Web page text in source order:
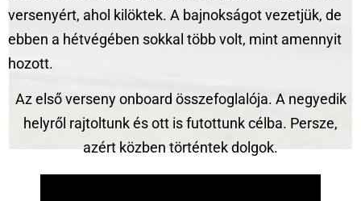
versenyért, ahol kilöktek. A bajnokságot vezetjük, de
ebben a hétvégében sokkal több volt, mint amennyit
hozott.
Az első verseny onboard összefoglalója. A negyedik
helyről rajtoltunk és ott is futottunk célba. Persze,
azért közben történtek dolgok.